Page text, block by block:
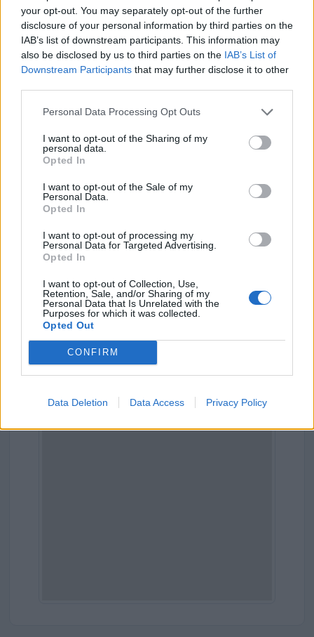
your opt-out. You may separately opt-out of the further
disclosure of your personal information by third parties on the
IAB’s list of downstream participants. This information may
also be disclosed by us to third parties on the IAB’s List of
Downstream Participants that may further disclose it to other
Personal Data Processing Opt Outs
I want to opt-out of the Sharing of my
personal data.
Opted In
I want to opt-out of the Sale of my
Personal Data.
Opted In
I want to opt-out of processing my
Personal Data for Targeted Advertising.
Opted In
I want to opt-out of Collection, Use,
Retention, Sale, and/or Sharing of my
Personal Data that Is Unrelated with the
Purposes for which it was collected.
Opted Out
CONFIRM
Data Deletion Data Access Privacy Policy
Indicatori calcolati dai dati dell'ultimo bilancio disponibile.
con lamediana delle aziende dello stesso settore in
provincia di PI (
Elaborazione sui bilanci depositati (Registro Imprese). Mediana per
divisione ATECO e provincia.
Indirizzo:Via Giuseppe Viviani 4, 56029
Provincia: